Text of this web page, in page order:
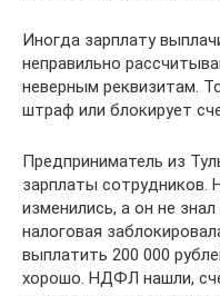
Иногда зарплату
неправильно
неверным реквизитам.
штраф или блокирует
Предприниматель из
зарплаты сотрудников.
изменились, а он не
налоговая
выплатить 200 000
хорошо. НДФЛ нашли,